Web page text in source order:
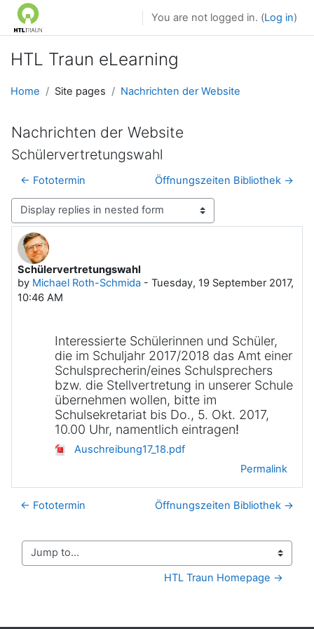
Skip to main content
You are not logged in. (Log in)
HTL Traun eLearning
Home Site pages Nachrichten der Website
Nachrichten der Website
Schülervertretungswahl
← Fototermin Öffnungszeiten Bibliothek →
Display mode
Schülervertretungswahl
by Michael Roth-Schmida - Tuesday, 19 September 2017,
10:46 AM
Number of replies: 0
Interessierte Schülerinnen und Schüler,
die im Schuljahr 2017/2018 das Amt einer
Schulsprecherin/eines Schulsprechers
bzw. die Stellvertretung in unserer Schule
übernehmen wollen, bitte im
Schulsekretariat bis Do., 5. Okt. 2017,
10.00 Uhr, namentlich eintragen!
Auschreibung17_18.pdf
Permalink
← Fototermin Öffnungszeiten Bibliothek →
Jump to...
HTL Traun Homepage →